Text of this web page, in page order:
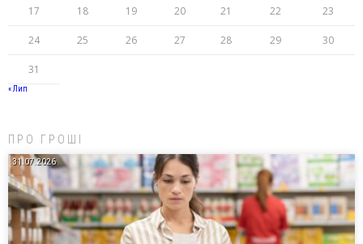
17 18 19 20 21 22 23
24 25 26 27 28 29 30
31
« Лип
ПРО ГРОШІ
31.07.2026